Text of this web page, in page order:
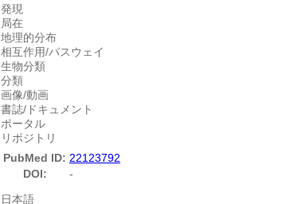
発現
局在
地理的分布
相互作用/パスウェイ
生物分類
分類
画像/動画
書誌/ドキュメント
ポータル
リポジトリ
PubMed ID: 22123792
DOI:
-
日本語